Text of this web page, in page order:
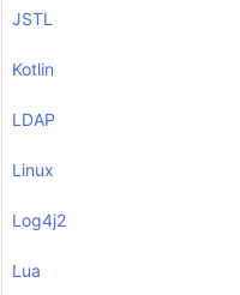
JSTL
Kotlin
LDAP
Linux
Log4j2
Lua